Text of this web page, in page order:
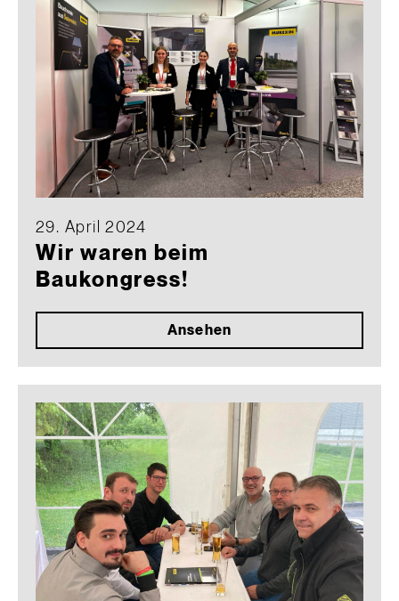
29. April 2024
Wir waren beim
Baukongress!
Ansehen